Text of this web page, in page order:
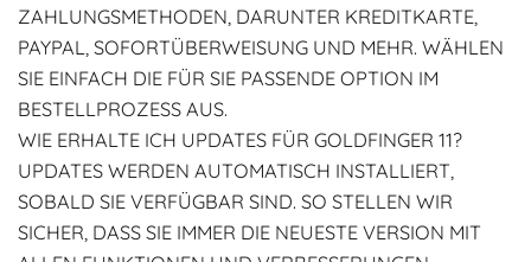
ZAHLUNGSMETHODEN, DARUNTER KREDITKARTE,
PAYPAL, SOFORTÜBERWEISUNG UND MEHR. WÄHLEN
SIE EINFACH DIE FÜR SIE PASSENDE OPTION IM
BESTELLPROZESS AUS.
WIE ERHALTE ICH UPDATES FÜR GOLDFINGER 11?
UPDATES WERDEN AUTOMATISCH INSTALLIERT,
SOBALD SIE VERFÜGBAR SIND. SO STELLEN WIR
SICHER, DASS SIE IMMER DIE NEUESTE VERSION MIT